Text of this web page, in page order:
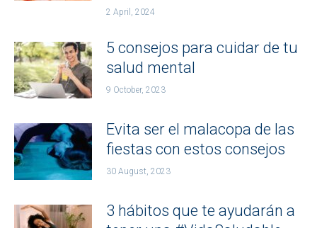
2 April, 2024
5 consejos para cuidar de tu
salud mental
9 October, 2023
Evita ser el malacopa de las
fiestas con estos consejos
30 August, 2023
3 hábitos que te ayudarán a